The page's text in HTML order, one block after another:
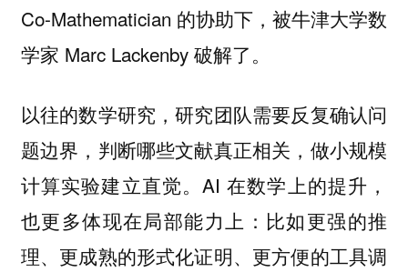
Co-Mathematician 的协助下，被牛津大学数
学家 Marc Lackenby 破解了。
以往的数学研究，研究团队需要反复确认问
题边界，判断哪些文献真正相关，做小规模
计算实验建立直觉。AI 在数学上的提升，
也更多体现在局部能力上： 比如更强的推
理、更成熟的形式化证明、更方便的工具调